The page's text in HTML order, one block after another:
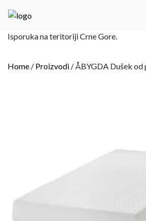
Isporuka na teritoriji Crne Gore.
Home / Proizvodi /ÅBYGDA Dušek od